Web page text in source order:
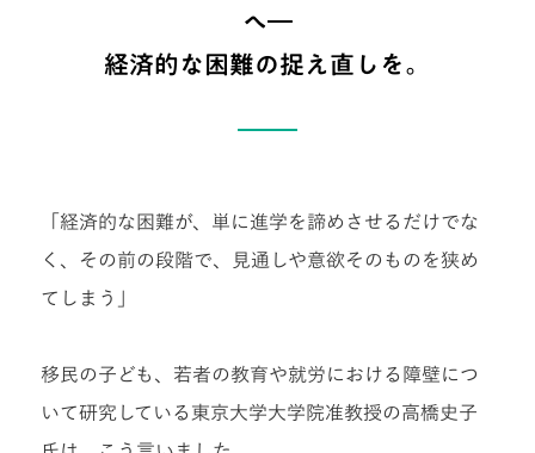
へ―
経済的な困難の捉え直しを。
「経済的な困難が、単に進学を諦めさせるだけでな
く、その前の段階で、見通しや意欲そのものを狭め
てしまう」
移民の子ども、若者の教育や就労における障壁につ
いて研究している東京大学大学院准教授の高橋史子